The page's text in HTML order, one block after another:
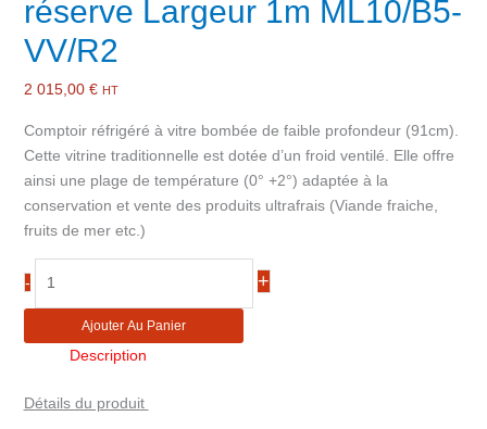
réserve Largeur 1m ML10/B5-
VV/R2
2 015,00 € HT
Comptoir réfrigéré à vitre bombée de faible profondeur (91cm).
Cette vitrine traditionnelle est dotée d’un froid ventilé. Elle offre
ainsi une plage de température (0° +2°) adaptée à la
conservation et vente des produits ultrafrais (Viande fraiche,
fruits de mer etc.)
-
Comptoir
vitrine
à
+
Ajouter Au Panier
Description
Détails du produit